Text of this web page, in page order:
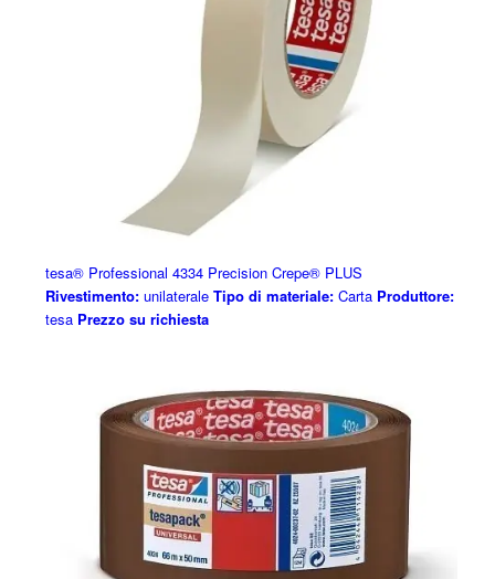
tesa® Professional 4334 Precision Crepe® PLUS
Rivestimento:unilaterale Tipo di materiale:Carta Produttore:
tesa Prezzo su richiesta